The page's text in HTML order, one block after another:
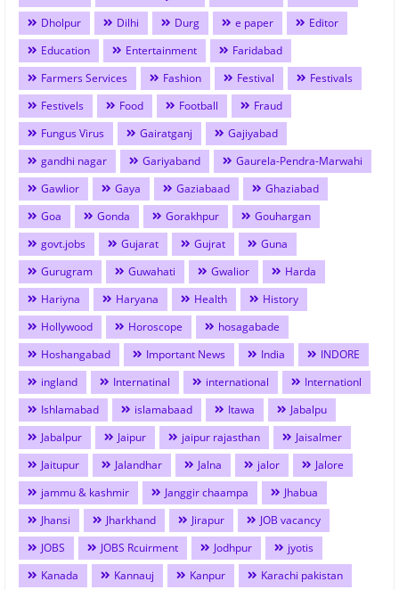
Dholpur
Dilhi Durg e paper
Editor
Education
Entertainment
Faridabad
Farmers Services
Fashion Festival
Festivals
Festivels
Food Football
Fraud
Fungus Virus
Gairatganj
Gajiyabad
gandhi nagar
Gariyaband
Gaurela-Pendra-Marwahi
Gawlior
Gaya Gaziabaad
Ghaziabad
Goa
Gonda Gorakhpur
Gouhargan
govt.jobs
Gujarat Gujrat
Guna
Gurugram
Guwahati Gwalior
Harda
Hariyna
Haryana Health
History
Hollywood
Horoscope
hosagabade
Hoshangabad
Important News India
INDORE
ingland
Internatinal international
Internationl
Ishlamabad
islamabaad Itawa
Jabalpu
Jabalpur
Jaipur jaipur rajasthan
Jaisalmer
Jaitupur
Jalandhar Jalna jalor
Jalore
jammu & kashmir
Janggir chaampa
Jhabua
Jhansi
Jharkhand Jirapur
JOB vacancy
JOBS
JOBS Rcuirment Jodhpur
jyotis
Kanada
Kannauj Kanpur
Karachi pakistan